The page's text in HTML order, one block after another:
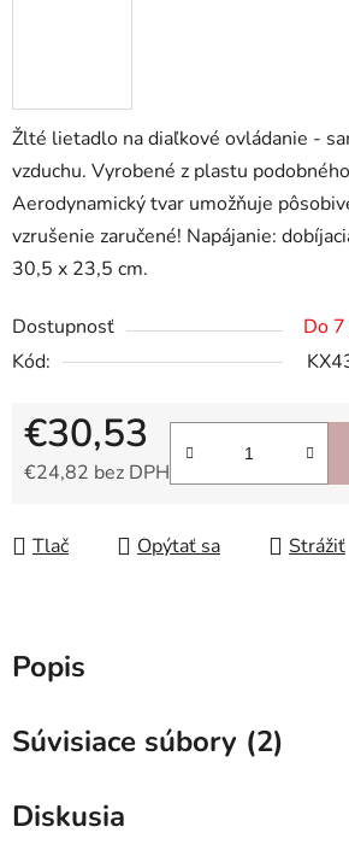
Žlté lietadlo na diaľkové ovládanie -
vzduchu. Vyrobené z plastu
Aerodynamický tvar umožňuje
vzrušenie zaručené! Napájanie:
30,5 x 23,5 cm.
Dostupnosť
Do
Kód:
€30,53
€24,82 bez DPH
Tlač Opýtať sa Strážiť
Popis
Súvisiace súbory (2)
Diskusia